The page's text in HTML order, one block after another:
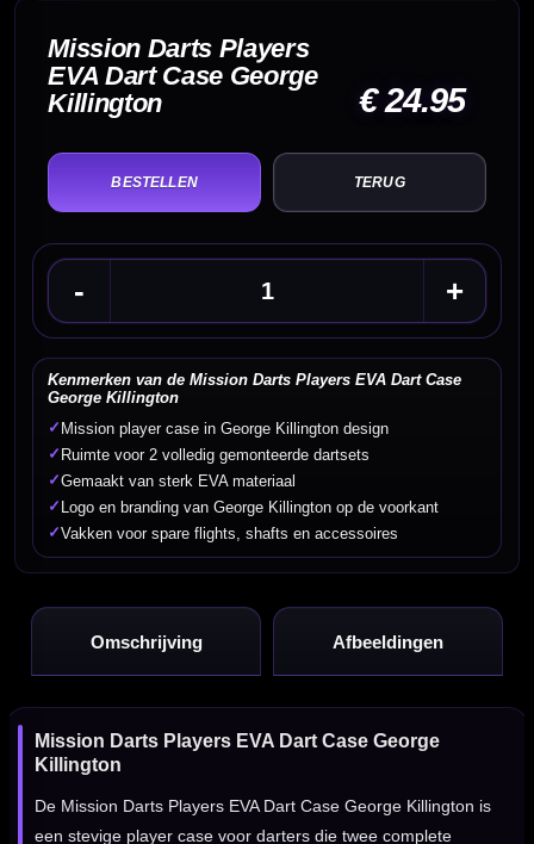
Mission Darts Players
EVA Dart Case George
Killington
€ 24.95
TERUG
Kenmerken van de Mission Darts Players EVA Dart Case
George Killington
✓ Mission player case in George Killington design
✓ Ruimte voor 2 volledig gemonteerde dartsets
✓Gemaakt van sterk EVA materiaal
✓ Logo en branding van George Killington op de voorkant
✓Vakken voor spare flights, shafts en accessoires
- +
Omschrijving Afbeeldingen
Mission Darts Players EVA Dart Case George
Killington
De Mission Darts Players EVA Dart Case George Killington is
een stevige player case voor darters die twee complete